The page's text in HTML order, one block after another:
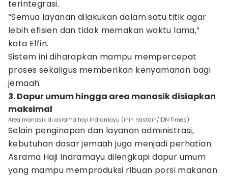
terintegrasi.
“Semua layanan dilakukan dalam satu titik agar
lebih efisien dan tidak memakan waktu lama,”
kata Elfin.
Sistem ini diharapkan mampu mempercepat
proses sekaligus memberikan kenyamanan bagi
jemaah.
3. Dapur umum hingga area manasik disiapkan
maksimal
Area manasik di asrama haji Indramayu (inin nastain/IDN Times)
Selain penginapan dan layanan administrasi,
kebutuhan dasar jemaah juga menjadi perhatian.
Asrama Haji Indramayu dilengkapi dapur umum
yang mampu memproduksi ribuan porsi makanan